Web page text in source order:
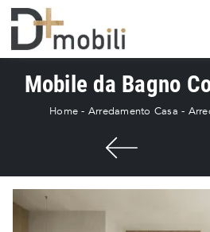
Mobile da Bagno
Home - Arredamento Casa -